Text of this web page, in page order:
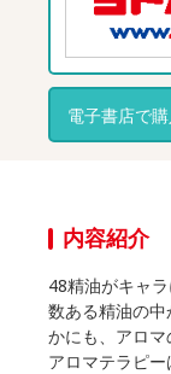
電子書店で
内容紹介
48精油がキャ
数ある精油の
かにも、アロ
アロマテラピ